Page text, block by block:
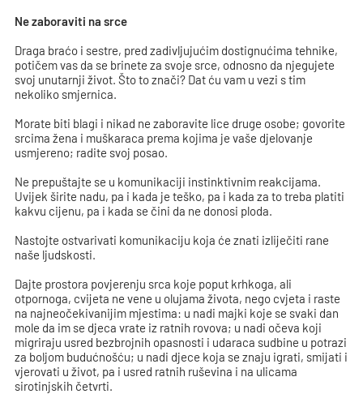
Ne zaboraviti na srce
Draga braćo i sestre, pred zadivljujućim dostignućima tehnike,
potičem vas da se brinete za svoje srce, odnosno da njegujete
svoj unutarnji život. Što to znači? Dat ću vam u vezi s tim
nekoliko smjernica.
Morate biti blagi i nikad ne zaboravite lice druge osobe; govorite
srcima žena i muškaraca prema kojima je vaše djelovanje
usmjereno; radite svoj posao.
Ne prepuštajte se u komunikaciji instinktivnim reakcijama.
Uvijek širite nadu, pa i kada je teško, pa i kada za to treba platiti
kakvu cijenu, pa i kada se čini da ne donosi ploda.
Nastojte ostvarivati komunikaciju koja će znati izliječiti rane
naše ljudskosti.
Dajte prostora povjerenju srca koje poput krhkoga, ali
otpornoga, cvijeta ne vene u olujama života, nego cvjeta i raste
na najneočekivanijim mjestima: u nadi majki koje se svaki dan
mole da im se djeca vrate iz ratnih rovova; u nadi očeva koji
migriraju usred bezbrojnih opasnosti i udaraca sudbine u potrazi
za boljom budućnošću; u nadi djece koja se znaju igrati, smijati i
vjerovati u život, pa i usred ratnih ruševina i na ulicama
sirotinjskih četvrti.